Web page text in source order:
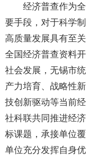
经济普查作为全
要手段，对于科学
高质量发展具有至
全国经济普查资料
社会发展，无锡市
产力培育、战略性
技创新驱动等当前
社科联共同推进经
标课题，承接单位
单位充分发挥自身